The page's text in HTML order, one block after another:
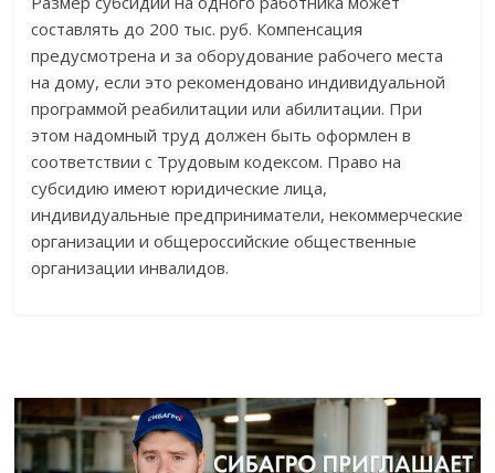
составлять до 200 тыс. руб. Компенсация
предусмотрена и за оборудование рабочего места
на дому, если это рекомендовано индивидуальной
программой реабилитации или абилитации. При
этом надомный труд должен быть оформлен в
соответствии с Трудовым кодексом. Право на
субсидию имеют юридические лица,
индивидуальные предприниматели, некоммерческие
организации и общероссийские общественные
организации инвалидов.